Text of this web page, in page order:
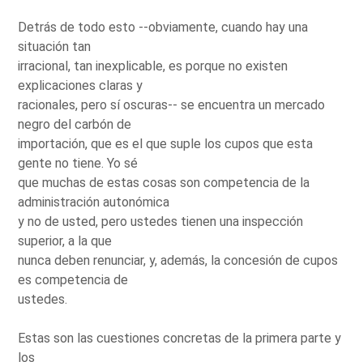
Detrás de todo esto --obviamente, cuando hay una
situación tan
irracional, tan inexplicable, es porque no existen
explicaciones claras y
racionales, pero sí oscuras-- se encuentra un mercado
negro del carbón de
importación, que es el que suple los cupos que esta
gente no tiene. Yo sé
que muchas de estas cosas son competencia de la
administración autonómica
y no de usted, pero ustedes tienen una inspección
superior, a la que
nunca deben renunciar, y, además, la concesión de cupos
es competencia de
ustedes.
Estas son las cuestiones concretas de la primera parte y
los